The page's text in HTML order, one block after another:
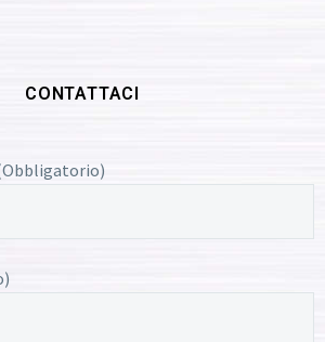
CONTATTACI
(Obbligatorio)